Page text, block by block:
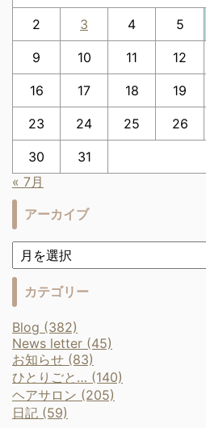
2 3 4 5
9 10 11 12
16 17 18 19
23 24 25 26
30
31
« 7月
アーカイブ
カテゴリー
Blog (382)
News letter (45)
お知らせ (83)
ひとりごと… (140)
ヘアサロン (205)
日記 (59)